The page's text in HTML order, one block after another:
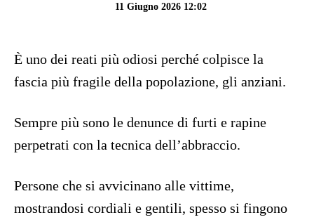
11 Giugno 2026 12:02
È uno dei reati più odiosi perché colpisce la
fascia più fragile della popolazione, gli anziani.
Sempre più sono le denunce di furti e rapine
perpetrati con la tecnica dell’abbraccio.
Persone che si avvicinano alle vittime,
mostrandosi cordiali e gentili, spesso si fingono